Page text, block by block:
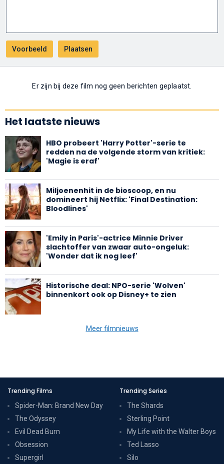
Er zijn bij deze film nog geen berichten geplaatst.
Het laatste nieuws
HBO probeert 'Harry Potter'-serie te
redden na de volgende storm van kritiek:
'Magie is eraf'
Miljoenenhit in de bioscoop, en nu
domineert hij Netflix: 'Final Destination:
Bloodlines'
'Emily in Paris'-actrice Minnie Driver
slachtoffer van zwaar auto-ongeluk:
'Wonder dat ik nog leef'
Historische deal: NPO-serie 'Wolven'
binnenkort ook op Disney+ te zien
Meer filmnieuws
Trending Films
Spider-Man: Brand New Day
The Odyssey
Evil Dead Burn
Obsession
Supergirl
Trending Series
The Shards
Sterling Point
My Life with the Walter Boys
Ted Lasso
Silo